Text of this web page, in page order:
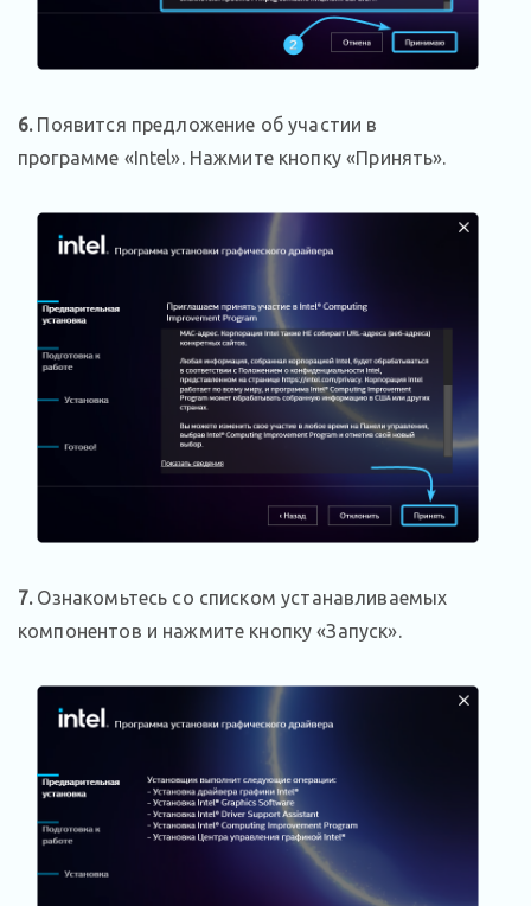
6.Появится предложение об участии в
программе «Intel». Нажмите кнопку «Принять».
7.Ознакомьтесь со списком устанавливаемых
компонентов и нажмите кнопку «Запуск».